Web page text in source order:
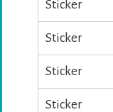
Sticker
Sticker
Sticker
Sticker